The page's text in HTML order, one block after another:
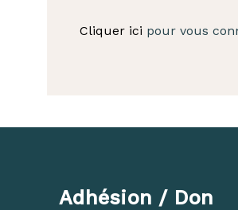
Cliquer ici pour vous
Adhésion / Don